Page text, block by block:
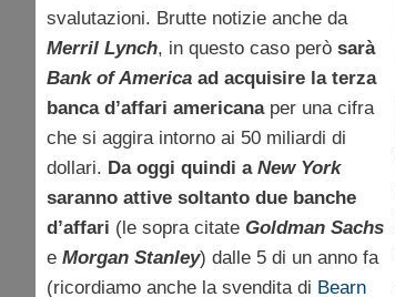
svalutazioni. Brutte notizie anche da
Merril Lynch, in questo caso però sarà
Bank of America ad acquisire la terza
banca d’affari americanaper una cifra
che si aggira intorno ai 50 miliardi di
dollari. Da oggi quindi a New York
saranno attive soltanto due banche
d’affari (le sopra citate Goldman Sachs
e Morgan Stanley) dalle 5 di un anno fa
(ricordiamo anche la svendita di Bearn